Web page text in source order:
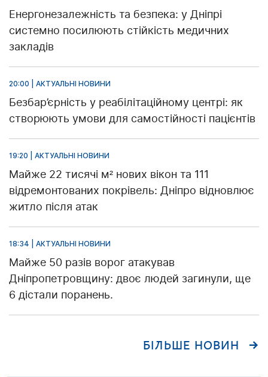
Енергонезалежність та безпека: у Дніпрі
системно посилюють стійкість медичних
закладів
20:00 | АКТУАЛЬНІ НОВИНИ
Безбар’єрність у реабілітаційному центрі: як
створюють умови для самостійності пацієнтів
19:20 | АКТУАЛЬНІ НОВИНИ
Майже 22 тисячі м² нових вікон та 111
відремонтованих покрівель: Дніпро відновлює
житло після атак
18:34 | АКТУАЛЬНІ НОВИНИ
Майже 50 разів ворог атакував
Дніпропетровщину: двоє людей загинули, ще
6 дістали поранень.
БІЛЬШЕ НОВИН